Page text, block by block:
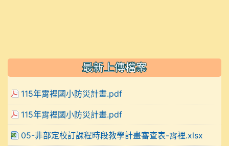
最新上傳檔案
115年霄裡國小防災計畫.pdf
115年霄裡國小防災計畫.pdf
05-非部定校訂課程時段教學計畫審查表-霄裡.xlsx